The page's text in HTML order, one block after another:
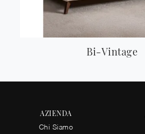
Bi-Vintage
AZIENDA
Chi Siamo